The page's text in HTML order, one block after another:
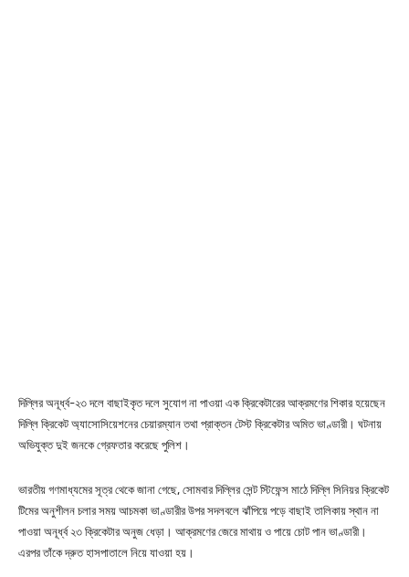
দিল্লির অনূর্ধ্ব-২৩ দলে বাছাইকৃত দলে সুযোগ না পাওয়া এক ক্রিকেটারের আক্রমণের শিকার হয়েছেন
দিল্লি ক্রিকেট অ্যাসোসিয়েশনের চেয়ারম্যান তথা প্রাক্তন টেস্ট ক্রিকেটার অমিত ভাণ্ডারী। ঘটনায়
অভিযুক্ত দুই জনকে গ্রেফতার করেছে পুলিশ।
ভারতীয় গণমাধ্যমের সূত্র থেকে জানা গেছে, সোমবার দিল্লির সেন্ট স্টিফেন্স মাঠে দিল্লি সিনিয়র ক্রিকেট
টিমের অনুশীলন চলার সময় আচমকা ভাণ্ডারীর উপর সদলবলে ঝাঁপিয়ে পড়ে বাছাই তালিকায় স্থান না
পাওয়া অনূর্ধ্ব ২৩ ক্রিকেটার অনুজ ধেড়া। আক্রমণের জেরে মাথায় ও পায়ে চোট পান ভাণ্ডারী।
এরপর তাঁকে দ্রুত হাসপাতালে নিয়ে যাওয়া হয়।